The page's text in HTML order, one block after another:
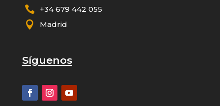
 +34 679 442 055
 Madrid
Síguenos